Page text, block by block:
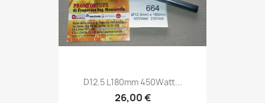
D12.5 L180mm 450Watt...
26,00 €